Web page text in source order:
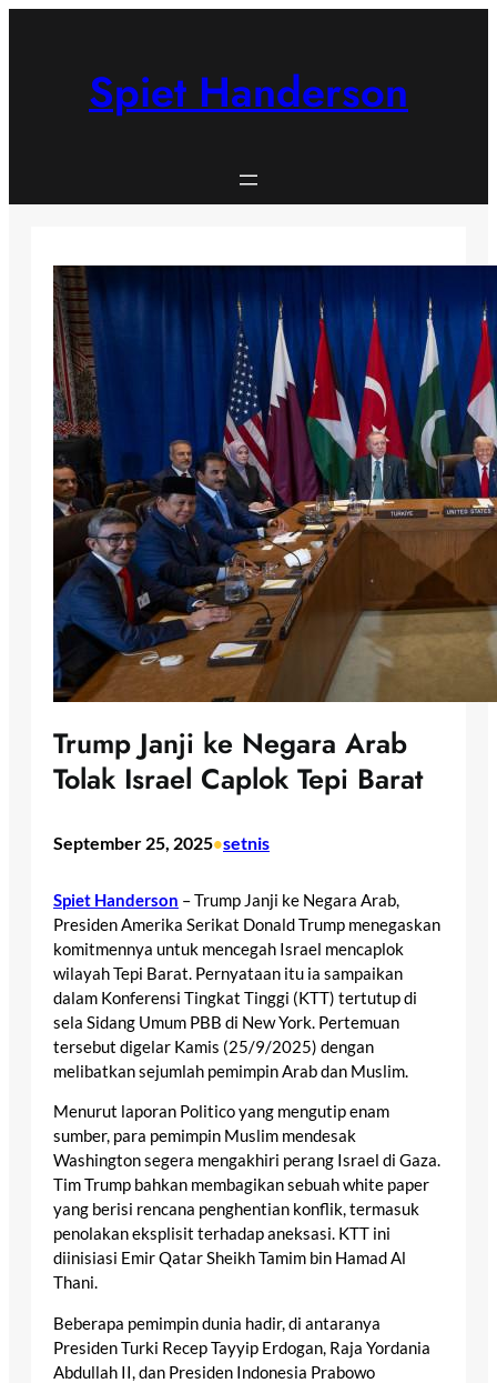
Spiet Handerson
Trump Janji ke Negara Arab
Tolak Israel Caplok Tepi Barat
September 25, 2025•setnis
Spiet Handerson – Trump Janji ke Negara Arab,
Presiden Amerika Serikat Donald Trump menegaskan
komitmennya untuk mencegah Israel mencaplok
wilayah Tepi Barat. Pernyataan itu ia sampaikan
dalam Konferensi Tingkat Tinggi (KTT) tertutup di
sela Sidang Umum PBB di New York. Pertemuan
tersebut digelar Kamis (25/9/2025) dengan
melibatkan sejumlah pemimpin Arab dan Muslim.
Menurut laporan Politico yang mengutip enam
sumber, para pemimpin Muslim mendesak
Washington segera mengakhiri perang Israel di Gaza.
Tim Trump bahkan membagikan sebuah white paper
yang berisi rencana penghentian konflik, termasuk
penolakan eksplisit terhadap aneksasi. KTT ini
diinisiasi Emir Qatar Sheikh Tamim bin Hamad Al
Thani.
Beberapa pemimpin dunia hadir, di antaranya
Presiden Turki Recep Tayyip Erdogan, Raja Yordania
Abdullah II, dan Presiden Indonesia Prabowo